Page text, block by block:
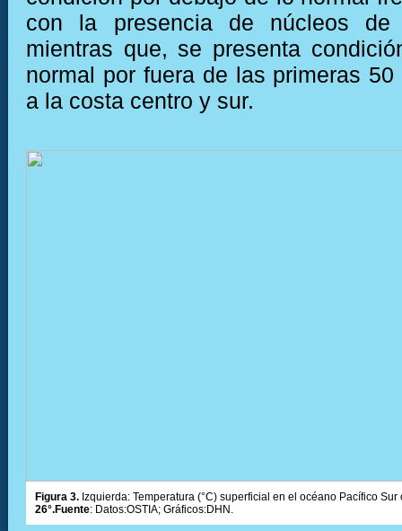
con la presencia de núcleos de
mientras que, se presenta
normal por fuera de las primeras
a la costa centro y sur.
Figura 3. Izquierda: Temperatura (°C) superficial en el océano Pacífico
26°.Fuente: Datos:OSTIA; Gráficos:DHN.